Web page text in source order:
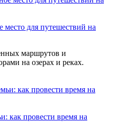
место для путешествий на
маршрутов и
на озерах и реках.
как провести время на